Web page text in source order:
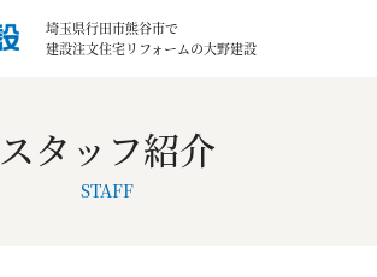
埼玉県行田市熊谷市で
建設注文住宅リフォームの大野建設
スタッフ紹介
STAFF